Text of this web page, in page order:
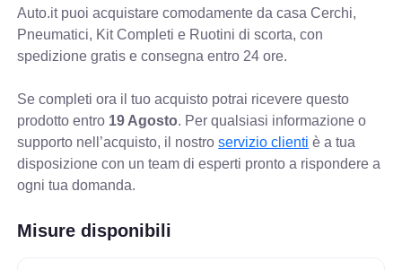
Auto.it puoi acquistare comodamente da casa Cerchi,
Pneumatici, Kit Completi e Ruotini di scorta, con
spedizione gratis e consegna entro 24 ore.
Se completi ora il tuo acquisto potrai ricevere questo
prodotto entro 19 Agosto. Per qualsiasi informazione o
supporto nell’acquisto, il nostroservizio clienti è a tua
disposizione con un team di esperti pronto a rispondere a
ogni tua domanda.
Misure disponibili